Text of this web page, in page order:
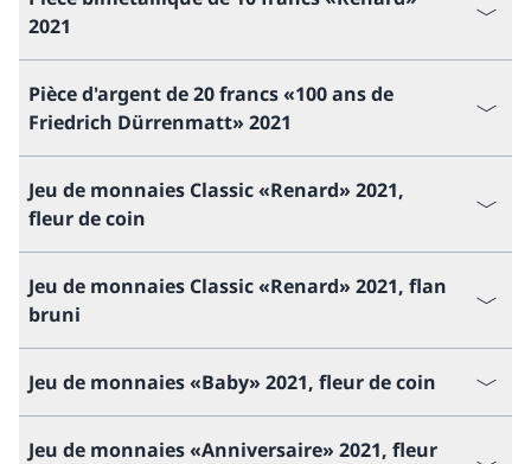
2021
Pièce d'argent de 20 francs «100 ans de
Friedrich Dürrenmatt» 2021
Jeu de monnaies Classic «Renard» 2021,
fleur de coin
Jeu de monnaies Classic «Renard» 2021, flan
bruni
Jeu de monnaies «Baby» 2021, fleur de coin
Jeu de monnaies «Anniversaire» 2021, fleur